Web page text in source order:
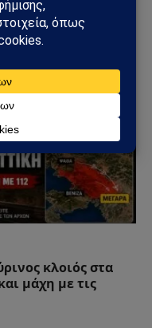
κλοιός στα
μάχη με τις